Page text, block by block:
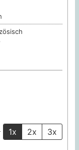
1x 2x 3x